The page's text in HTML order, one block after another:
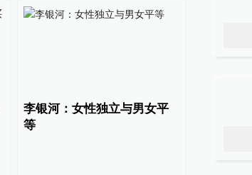
李银河：女性独立与男女平
等